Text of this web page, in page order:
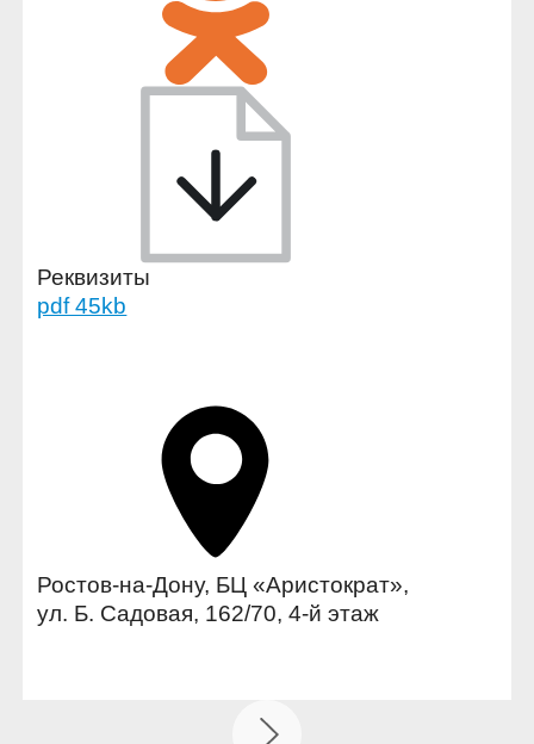
Реквизиты
pdf 45kb
Ростов-на-Дону, БЦ «Аристократ»,
ул. Б. Садовая, 162/70, 4-й этаж